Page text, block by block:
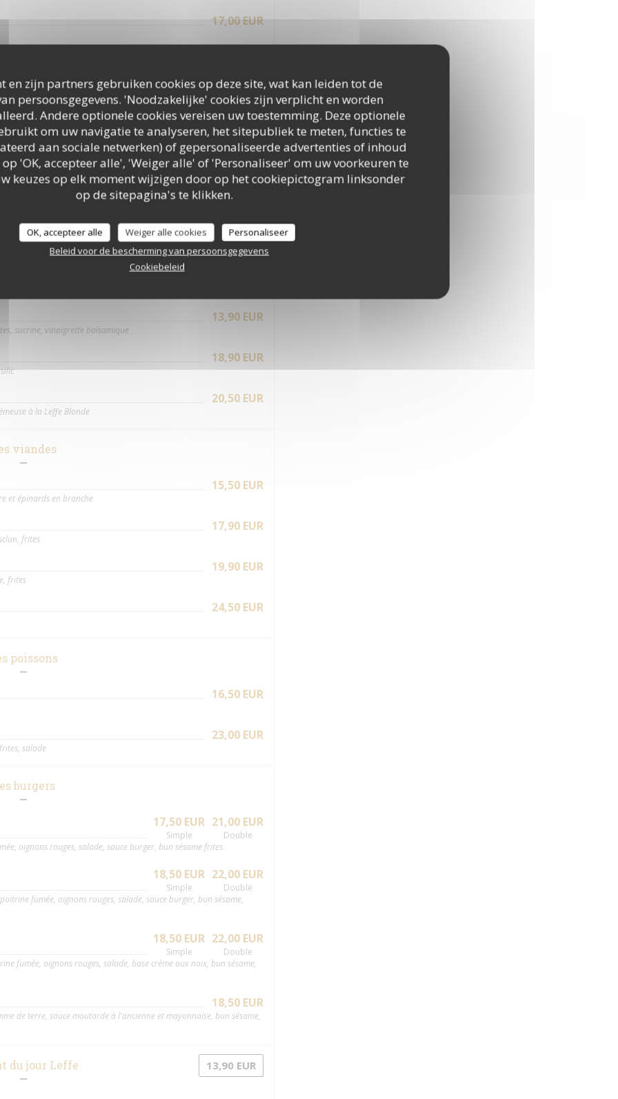
en zijn partners gebruiken cookies op deze site, wat kan leiden tot de
persoonsgegevens. 'Noodzakelijke' cookies zijn verplicht en worden
Andere optionele cookies vereisen uw toestemming. Deze optionele
om uw navigatie te analyseren, het sitepubliek te meten, functies te
aan sociale netwerken) of gepersonaliseerde advertenties of inhoud
op 'OK, accepteer alle', 'Weiger alle' of 'Personaliseer' om uw voorkeuren te
keuzes op elk moment wijzigen door op het cookiepictogram linksonder
op de sitepagina's te klikken.
OK, accepteer alle Weiger alle cookies
Personaliseer
Beleid voor de bescherming van persoonsgegevens
Cookiebeleid
17,00 EUR
salades
16,50 EUR
romaine, sauce Caesar
17,00 EUR
oignon rouge, mesclun, vinaigrette balsamique
17,50 EUR
mesclun, vinaigrette balsamique
13,90 EUR
sucrine, vinaigrette balsamique
18,90 EUR
20,50 EUR
à la Leffe Blonde
viandes
15,50 EUR
et épinards en branche
17,90 EUR
frites
19,90 EUR
frites
24,50 EUR
poissons
16,50 EUR
23,00 EUR
salade
burgers
17,50 EUR
Simple
21,00 EUR
Double
oignons rouges, salade, sauce burger, bun sésame frites
18,50 EUR
Simple
22,00 EUR
Double
fumée, oignons rouges, salade, sauce burger, bun sésame,
18,50 EUR
Simple
22,00 EUR
Double
fumée, oignons rouges, salade, base crème aux noix, bun sésame,
18,50 EUR
de terre, sauce moutarde à l'ancienne et mayonnaise, bun sésame,
du jour Leffe 13,90 EUR